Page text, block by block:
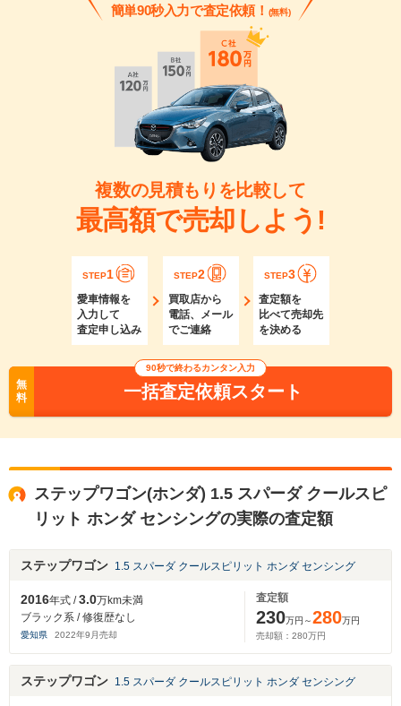
簡単90秒入力で査定依頼！ (無料)
複数の見積もりを比較して
最高額で売却しよう!
STEP1
愛車情報を
入力して
査定申し込み
STEP2
買取店から
電話、メール
でご連絡
STEP3
査定額を
比べて売却先
を決める
無
料
90秒で終わるカンタン入力
一括査定依頼スタート
ステップワゴン(ホンダ) 1.5 スパーダ クールスピ
リット ホンダ センシングの実際の査定額
ステップワゴン 1.5 スパーダ クールスピリット ホンダ センシング
2016年式 /3.0万km未満
ブラック系 / 修復歴なし
愛知県 2022年9 月売却
査定額
230万円～280万円
売却額： 280万円
ステップワゴン 1.5 スパーダ クールスピリット ホンダ センシング